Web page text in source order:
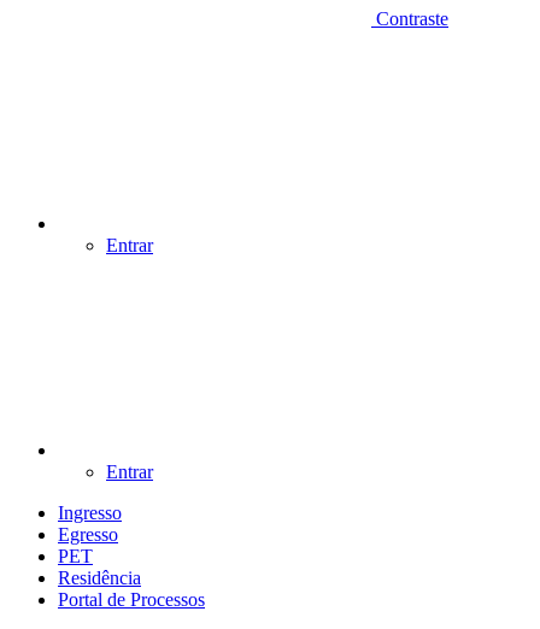
Contraste
Entrar
Entrar
Ingresso
Egresso
PET
Residência
Portal de Processos